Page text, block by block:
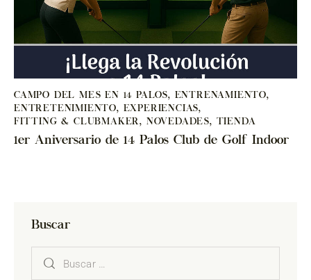
CAMPO DEL MES EN 14 PALOS, ENTRENAMIENTO,
ENTRETENIMIENTO, EXPERIENCIAS,
FITTING & CLUBMAKER, NOVEDADES, TIENDA
1er Aniversario de 14 Palos Club de Golf Indoor
Buscar